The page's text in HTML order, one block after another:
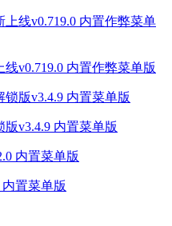
v0.719.0 内置作弊菜单版
v3.4.9 内置菜单版
置菜单版